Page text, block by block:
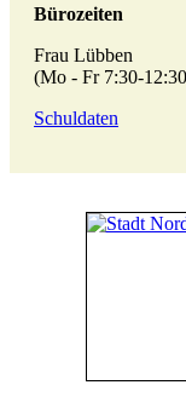
Bürozeiten
Frau Lübben
(Mo - Fr 7:30-
Schuldaten